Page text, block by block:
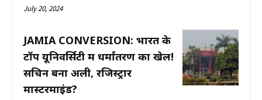
July 20, 2024
JAMIA CONVERSION: भारत के
टॉप यूनिवर्सिटी में धर्मांतरण का खेल!
सचिन बना अली, रजिस्ट्रार
मास्टरमाइंड?